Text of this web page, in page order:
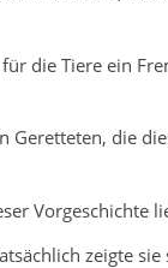
die Tiere ein
Geretteten, die
Vorgeschichte
zeigte